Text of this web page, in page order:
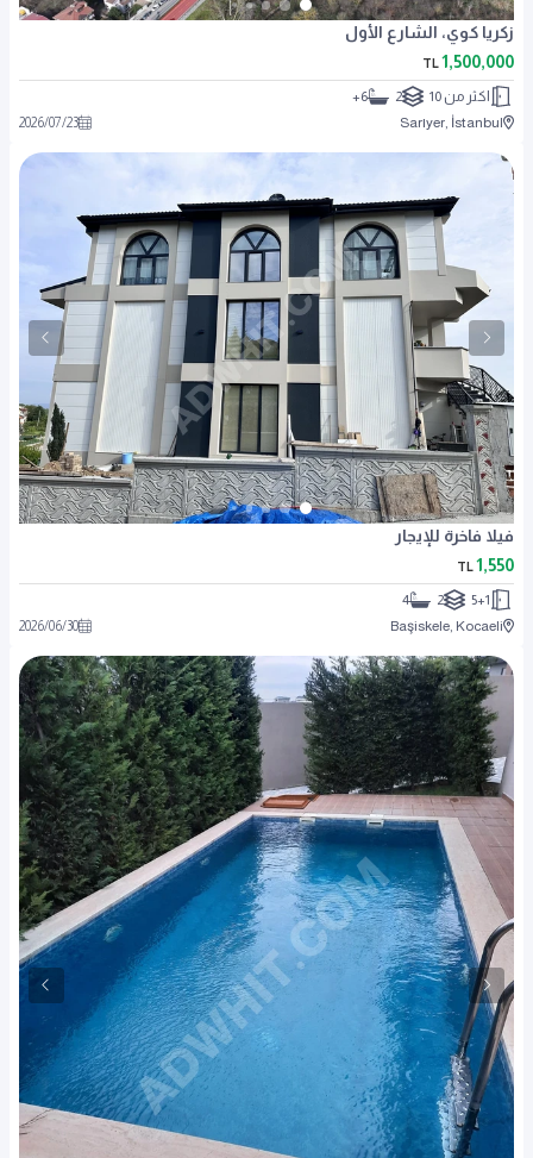
زكريا كوي، الشارع الأول
1,500,000
TL
اكثر من 10 2
6+
Sarıyer, İstanbul
2026/07/23
فيلا فاخرة للإيجار
1,550
TL
5+1
2
4
Başiskele, Kocaeli
2026/06/30